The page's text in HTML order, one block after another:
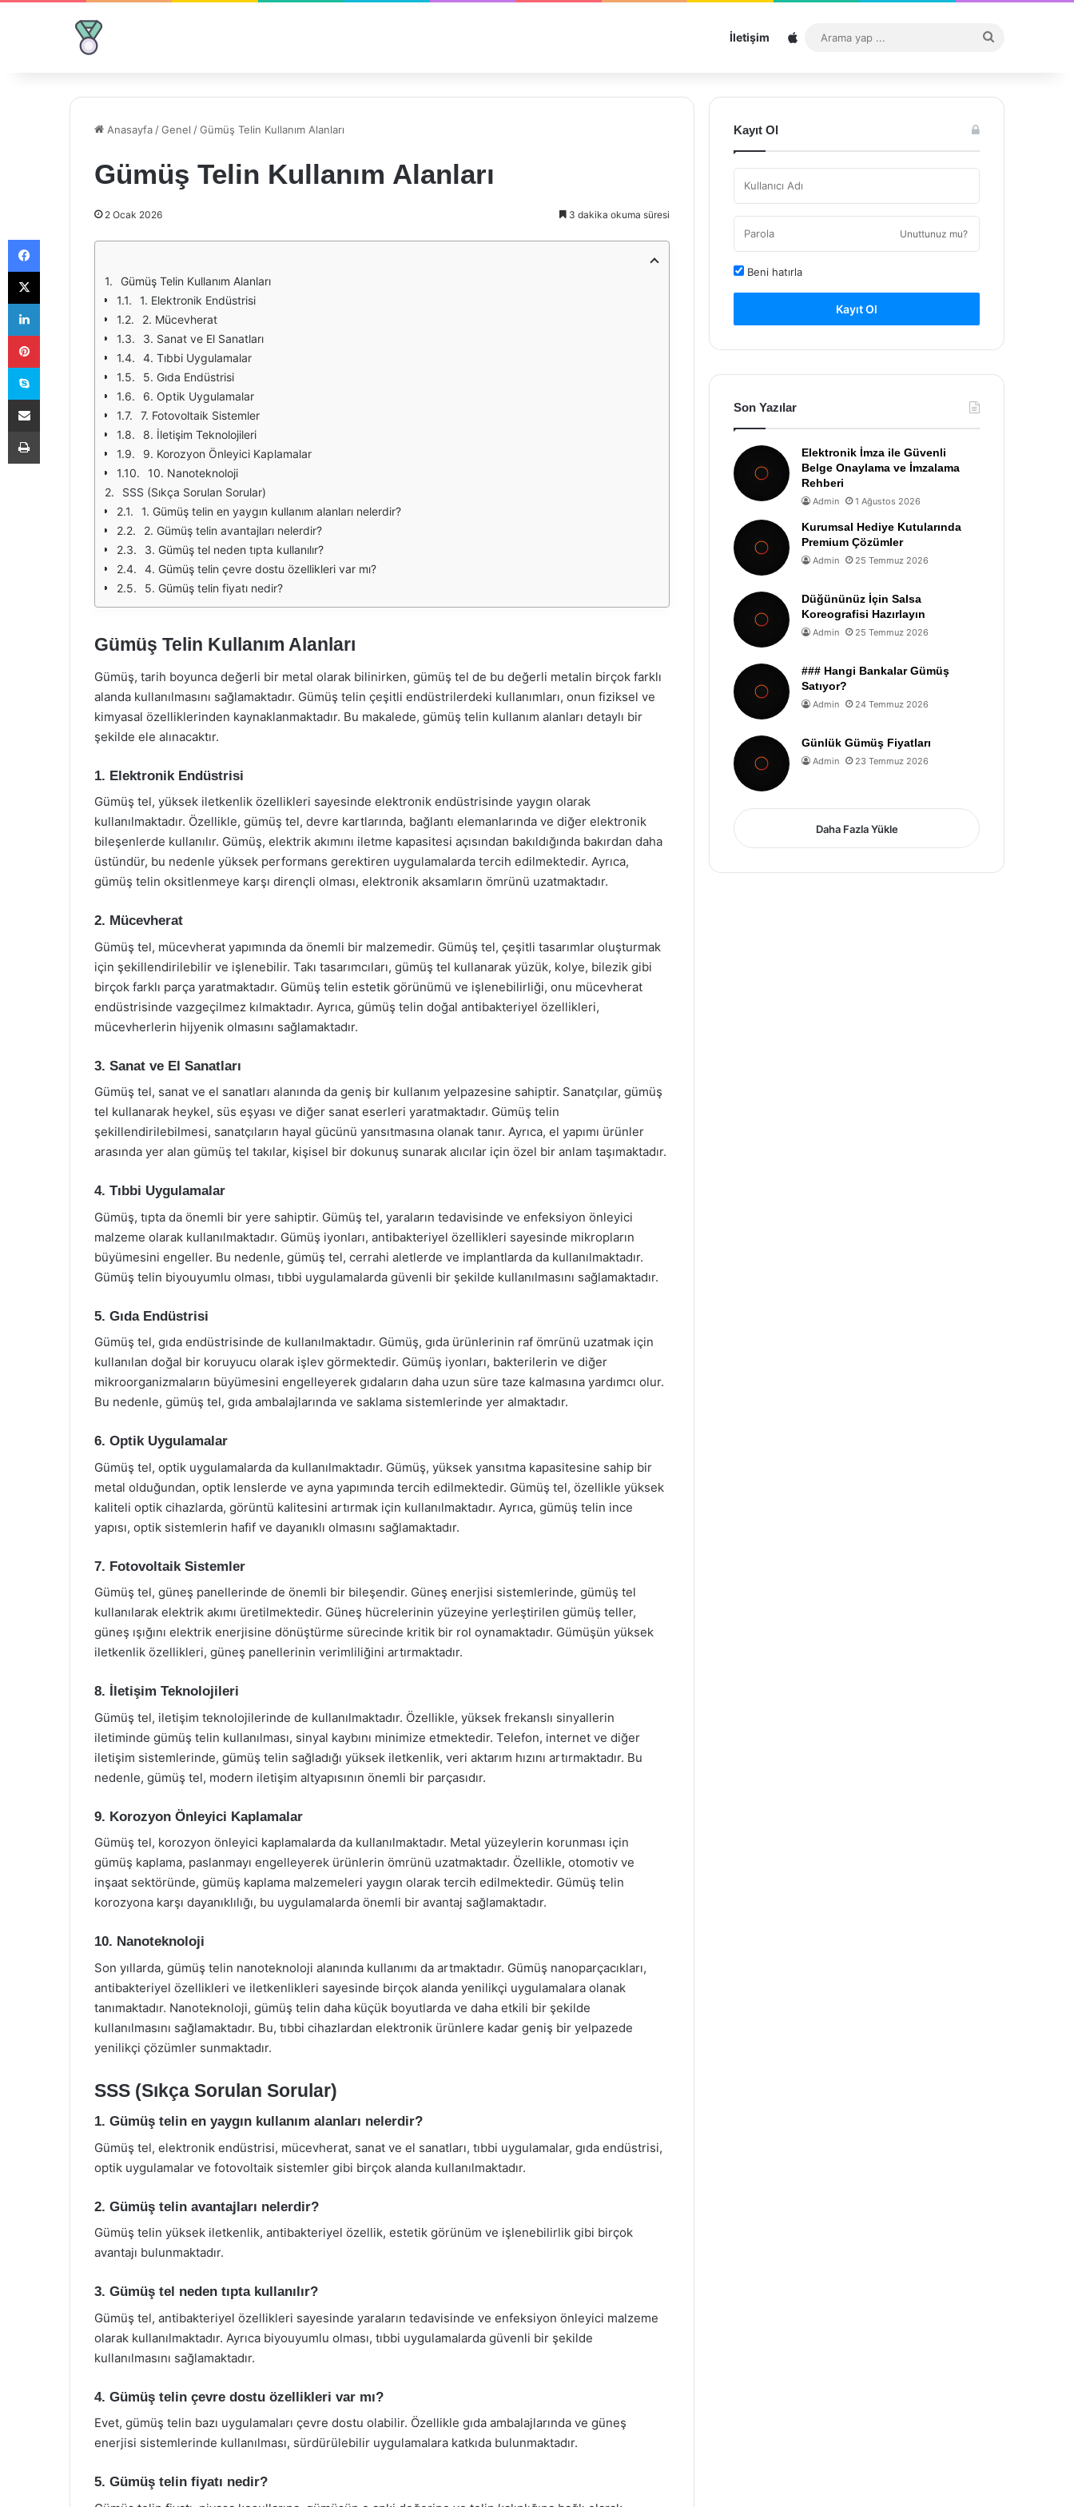
İletişim Sitemap
...
Anasayfa /Genel /Gümüş Telin Kullanım Alanları
Gümüş Telin Kullanım Alanları
2 Ocak 2026 3 dakika okuma süresi
Gümüş Telin Kullanım Alanları
1. Elektronik Endüstrisi
2. Mücevherat
3. Sanat ve El Sanatları
4. Tıbbi Uygulamalar
5. Gıda Endüstrisi
6. Optik Uygulamalar
7. Fotovoltaik Sistemler
8. İletişim Teknolojileri
9. Korozyon Önleyici Kaplamalar
10. Nanoteknoloji
SSS (Sıkça Sorulan Sorular)
1. Gümüş telin en yaygın kullanım alanları nelerdir?
2. Gümüş telin avantajları nelerdir?
3. Gümüş tel neden tıpta kullanılır?
4. Gümüş telin çevre dostu özellikleri var mı?
5. Gümüş telin fiyatı nedir?
Gümüş Telin Kullanım Alanları
Gümüş, tarih boyunca değerli bir metal olarak bilinirken, gümüş tel de bu değerli metalin birçok farklı
alanda kullanılmasını sağlamaktadır. Gümüş telin çeşitli endüstrilerdeki kullanımları, onun fiziksel ve
kimyasal özelliklerinden kaynaklanmaktadır. Bu makalede, gümüş telin kullanım alanları detaylı bir
şekilde ele alınacaktır.
1. Elektronik Endüstrisi
Gümüş tel, yüksek iletkenlik özellikleri sayesinde elektronik endüstrisinde yaygın olarak
kullanılmaktadır. Özellikle, gümüş tel, devre kartlarında, bağlantı elemanlarında ve diğer elektronik
bileşenlerde kullanılır. Gümüş, elektrik akımını iletme kapasitesi açısından bakıldığında bakırdan daha
üstündür, bu nedenle yüksek performans gerektiren uygulamalarda tercih edilmektedir. Ayrıca,
gümüş telin oksitlenmeye karşı dirençli olması, elektronik aksamların ömrünü uzatmaktadır.
2. Mücevherat
Gümüş tel, mücevherat yapımında da önemli bir malzemedir. Gümüş tel, çeşitli tasarımlar oluşturmak
için şekillendirilebilir ve işlenebilir. Takı tasarımcıları, gümüş tel kullanarak yüzük, kolye, bilezik gibi
birçok farklı parça yaratmaktadır. Gümüş telin estetik görünümü ve işlenebilirliği, onu mücevherat
endüstrisinde vazgeçilmez kılmaktadır. Ayrıca, gümüş telin doğal antibakteriyel özellikleri,
mücevherlerin hijyenik olmasını sağlamaktadır.
3. Sanat ve El Sanatları
Gümüş tel, sanat ve el sanatları alanında da geniş bir kullanım yelpazesine sahiptir. Sanatçılar, gümüş
tel kullanarak heykel, süs eşyası ve diğer sanat eserleri yaratmaktadır. Gümüş telin
şekillendirilebilmesi, sanatçıların hayal gücünü yansıtmasına olanak tanır. Ayrıca, el yapımı ürünler
arasında yer alan gümüş tel takılar, kişisel bir dokunuş sunarak alıcılar için özel bir anlam taşımaktadır.
4. Tıbbi Uygulamalar
Gümüş, tıpta da önemli bir yere sahiptir. Gümüş tel, yaraların tedavisinde ve enfeksiyon önleyici
malzeme olarak kullanılmaktadır. Gümüş iyonları, antibakteriyel özellikleri sayesinde mikropların
büyümesini engeller. Bu nedenle, gümüş tel, cerrahi aletlerde ve implantlarda da kullanılmaktadır.
Gümüş telin biyouyumlu olması, tıbbi uygulamalarda güvenli bir şekilde kullanılmasını sağlamaktadır.
5. Gıda Endüstrisi
Gümüş tel, gıda endüstrisinde de kullanılmaktadır. Gümüş, gıda ürünlerinin raf ömrünü uzatmak için
kullanılan doğal bir koruyucu olarak işlev görmektedir. Gümüş iyonları, bakterilerin ve diğer
mikroorganizmaların büyümesini engelleyerek gıdaların daha uzun süre taze kalmasına yardımcı olur.
Bu nedenle, gümüş tel, gıda ambalajlarında ve saklama sistemlerinde yer almaktadır.
6. Optik Uygulamalar
Gümüş tel, optik uygulamalarda da kullanılmaktadır. Gümüş, yüksek yansıtma kapasitesine sahip bir
metal olduğundan, optik lenslerde ve ayna yapımında tercih edilmektedir. Gümüş tel, özellikle yüksek
kaliteli optik cihazlarda, görüntü kalitesini artırmak için kullanılmaktadır. Ayrıca, gümüş telin ince
yapısı, optik sistemlerin hafif ve dayanıklı olmasını sağlamaktadır.
7. Fotovoltaik Sistemler
Gümüş tel, güneş panellerinde de önemli bir bileşendir. Güneş enerjisi sistemlerinde, gümüş tel
kullanılarak elektrik akımı üretilmektedir. Güneş hücrelerinin yüzeyine yerleştirilen gümüş teller,
güneş ışığını elektrik enerjisine dönüştürme sürecinde kritik bir rol oynamaktadır. Gümüşün yüksek
iletkenlik özellikleri, güneş panellerinin verimliliğini artırmaktadır.
8. İletişim Teknolojileri
Gümüş tel, iletişim teknolojilerinde de kullanılmaktadır. Özellikle, yüksek frekanslı sinyallerin
iletiminde gümüş telin kullanılması, sinyal kaybını minimize etmektedir. Telefon, internet ve diğer
iletişim sistemlerinde, gümüş telin sağladığı yüksek iletkenlik, veri aktarım hızını artırmaktadır. Bu
nedenle, gümüş tel, modern iletişim altyapısının önemli bir parçasıdır.
9. Korozyon Önleyici Kaplamalar
Gümüş tel, korozyon önleyici kaplamalarda da kullanılmaktadır. Metal yüzeylerin korunması için
gümüş kaplama, paslanmayı engelleyerek ürünlerin ömrünü uzatmaktadır. Özellikle, otomotiv ve
inşaat sektöründe, gümüş kaplama malzemeleri yaygın olarak tercih edilmektedir. Gümüş telin
korozyona karşı dayanıklılığı, bu uygulamalarda önemli bir avantaj sağlamaktadır.
10. Nanoteknoloji
Son yıllarda, gümüş telin nanoteknoloji alanında kullanımı da artmaktadır. Gümüş nanoparçacıkları,
antibakteriyel özellikleri ve iletkenlikleri sayesinde birçok alanda yenilikçi uygulamalara olanak
tanımaktadır. Nanoteknoloji, gümüş telin daha küçük boyutlarda ve daha etkili bir şekilde
kullanılmasını sağlamaktadır. Bu, tıbbi cihazlardan elektronik ürünlere kadar geniş bir yelpazede
yenilikçi çözümler sunmaktadır.
SSS (Sıkça Sorulan Sorular)
1. Gümüş telin en yaygın kullanım alanları nelerdir?
Gümüş tel, elektronik endüstrisi, mücevherat, sanat ve el sanatları, tıbbi uygulamalar, gıda endüstrisi,
optik uygulamalar ve fotovoltaik sistemler gibi birçok alanda kullanılmaktadır.
2. Gümüş telin avantajları nelerdir?
Gümüş telin yüksek iletkenlik, antibakteriyel özellik, estetik görünüm ve işlenebilirlik gibi birçok
avantajı bulunmaktadır.
3. Gümüş tel neden tıpta kullanılır?
Gümüş tel, antibakteriyel özellikleri sayesinde yaraların tedavisinde ve enfeksiyon önleyici malzeme
olarak kullanılmaktadır. Ayrıca biyouyumlu olması, tıbbi uygulamalarda güvenli bir şekilde
kullanılmasını sağlamaktadır.
4. Gümüş telin çevre dostu özellikleri var mı?
Evet, gümüş telin bazı uygulamaları çevre dostu olabilir. Özellikle gıda ambalajlarında ve güneş
enerjisi sistemlerinde kullanılması, sürdürülebilir uygulamalara katkıda bulunmaktadır.
5. Gümüş telin fiyatı nedir?
Kayıt Ol
Unuttunuz mu?
Beni hatırla
Kayıt Ol
Son Yazılar
Elektronik İmza ile Güvenli
Belge Onaylama ve İmzalama
Rehberi
Admin 1 Ağustos 2026
Kurumsal Hediye Kutularında
Premium Çözümler
Admin 25 Temmuz 2026
Düğününüz İçin Salsa
Koreografisi Hazırlayın
Admin 25 Temmuz 2026
### Hangi Bankalar Gümüş
Satıyor?
Admin 24 Temmuz 2026
Günlük Gümüş Fiyatları
Admin 23 Temmuz 2026
Daha Fazla Yükle
Facebook
X
LinkedIn
Pinterest
Skype
E-Posta ile paylaş